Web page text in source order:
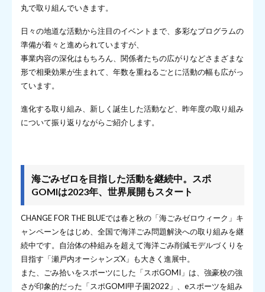
丸で取り組んでいきます。
日々の地道な活動から注目のイベントまで、多彩なプログラムの
準備が着々と進められていますが、
事業内容の深化はもちろん、関係者たちの広がりなどさまざまな
形で相乗効果が生まれて、年数を重ねるごとに活動の幅も広がっ
ています。
進化する取り組み、新しく誕生した活動など、昨年度の取り組み
について振り返りながらご紹介します。
海ごみゼロを目指した活動を継続中。スポ
GOMIは2023年、世界展開もスタート
CHANGE FOR THE BLUEでは春と秋の「海ごみゼロウィーク」キ
ャンペーンをはじめ、全国で海洋ごみ問題解決への取り組みを継
続中です。自治体の枠組みを超えて海洋ごみ削減モデルづくりを
目指す「瀬戸内オーシャンズX」も大きく進展中。
また、ごみ拾いをスポーツにした「スポGOMI」は、強豪校の強
さが印象的だった「スポGOMI甲子園2022」、eスポーツを組み